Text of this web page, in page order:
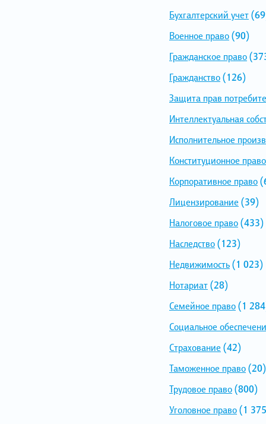
Бухгалтерский учет
Военное право(90)
Гражданское право
Гражданство(126)
Защита прав
Интеллектуальная
Исполнительное
Конституционное право
Корпоративное право
Лицензирование (39)
Налоговое право(433)
Наследство(123)
Недвижимость(1 023)
Нотариат(28)
Семейное право(1
Социальное
Страхование (42)
Таможенное право(20)
Трудовое право(800)
Уголовное право(1